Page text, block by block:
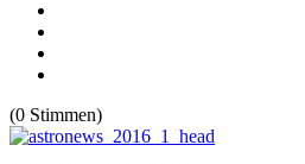
(0 Stimmen)